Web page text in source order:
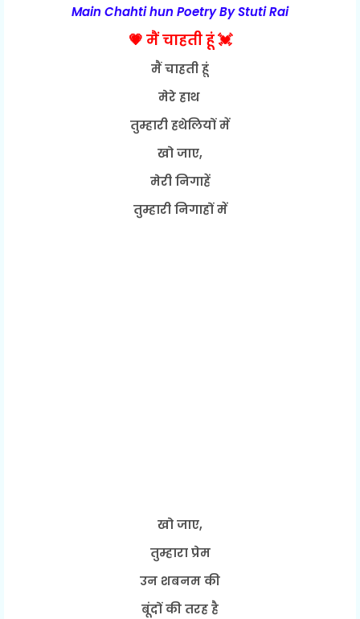
Main Chahti hun Poetry By Stuti Rai
💗 मैं चाहती हूं 💓
मैं चाहती हूं
मेरे हाथ
तुम्हारी हथेलियों में
खो जाए,
मेरी निगाहें
तुम्हारी निगाहों में
खो जाए,
तुम्हारा प्रेम
उन शबनम की
बूंदों की तरह है